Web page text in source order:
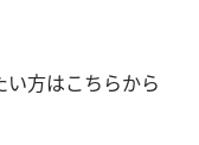
方はこちらから